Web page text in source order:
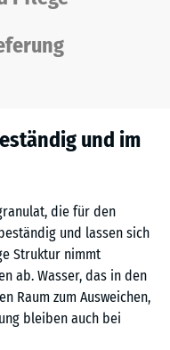
und im
die für den
und lassen sich
Struktur nimmt
ab. Wasser, das in den
Raum zum Ausweichen,
bleiben auch bei